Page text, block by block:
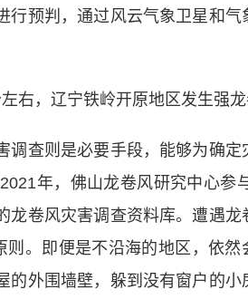
行预判，通过风云气象卫星和
，辽宁铁岭开原地区发生强龙
查则是必要手段，能够为确定
年，佛山龙卷风研究中心参
龙卷风灾害调查资料库。遭遇
则。即便是不沿海的地区，依
的外围墙壁，躲到没有窗户的